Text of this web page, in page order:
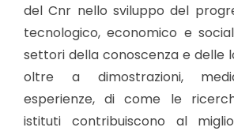
del Cnr nello sviluppo del
tecnologico, economico e
settori della conoscenza e delle
oltre a dimostrazioni,
esperienze, di come le
istituti contribuiscono al